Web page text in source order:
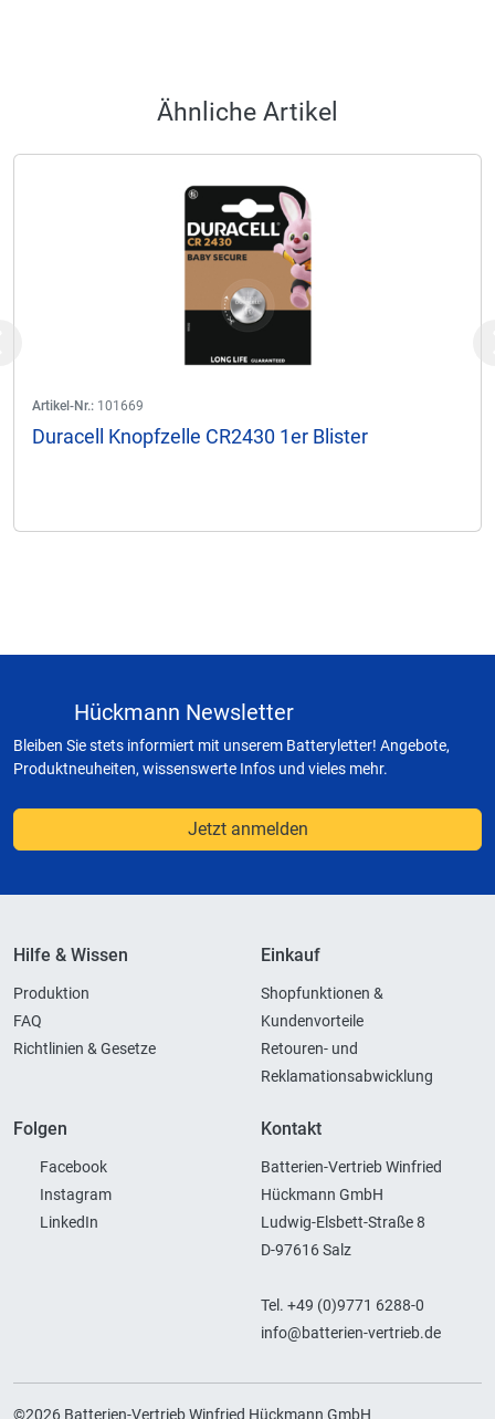
Ähnliche Artikel
Artikel-Nr.: 101669
Duracell Knopfzelle CR2430 1er Blister
Hückmann Newsletter
Bleiben Sie stets informiert mit unserem Batteryletter! Angebote,
Produktneuheiten, wissenswerte Infos und vieles mehr.
Jetzt anmelden
Hilfe & Wissen
Produktion
FAQ
Richtlinien & Gesetze
Einkauf
Shopfunktionen &
Kundenvorteile
Retouren- und
Reklamationsabwicklung
Folgen
Facebook
Instagram
LinkedIn
Kontakt
Batterien-Vertrieb Winfried
Hückmann GmbH
Ludwig-Elsbett-Straße 8
D-97616 Salz
Tel. +49 (0)9771 6288-0
info@batterien-vertrieb.de
©2026 Batterien-Vertrieb Winfried Hückmann GmbH